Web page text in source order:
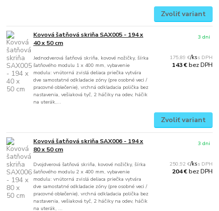
Zvoliť variant
Kovová šatňová skriňa SAX005 - 194 x
40 x 50 cm
Jednodverová šatňová skriňa, kovové nožičky, šírka
šatňového modulu 1 x 400 mm, vybavenie
modulu: vnútorná zvislá deliaca priečka vytvára
dve samostatné odkladacie zóny (pre osobné veci /
pracovné oblečenie), vrchná odkladacia polička bez
nastavenia, vešiaková tyč, 2 háčiky na odev, háčik
na uterák,...
175,89 €/ks
143 €bez DPH
3 dni
Zvoliť variant
Kovová šatňová skriňa SAX006 - 194 x
80 x 50 cm
Dvojdverová šatňová skriňa, kovové nožičky, šírka
šatňového modulu 2 x 400 mm, vybavenie
modulu: vnútorná zvislá deliaca priečka vytvára
dve samostatné odkladacie zóny (pre osobné veci /
pracovné oblečenie), vrchná odkladacia polička bez
nastavenia, vešiaková tyč, 2 háčiky na odev, háčik
na uterák, ...
250,92 €/ks
204 €bez DPH
3 dni